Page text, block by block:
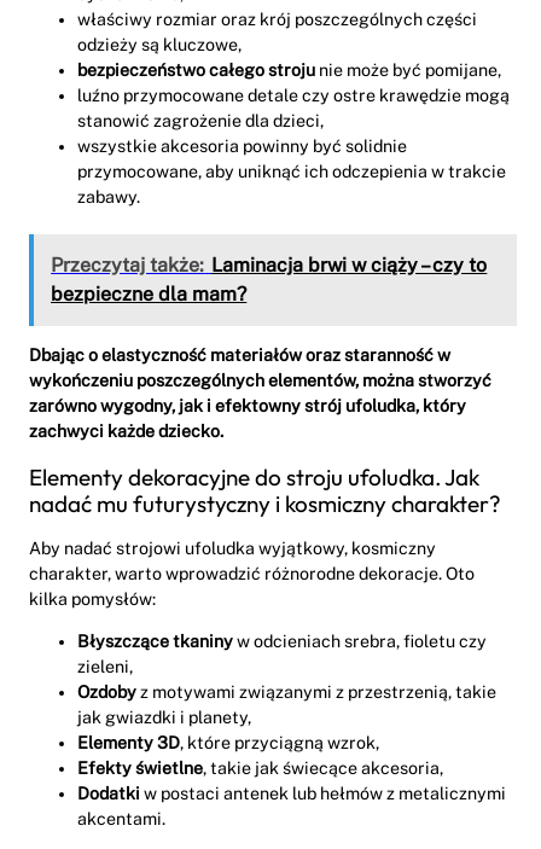
właściwy rozmiar oraz krój poszczególnych części
odzieży są kluczowe,
bezpieczeństwo całego stroju nie może być pomijane,
luźno przymocowane detale czy ostre krawędzie mogą
stanowić zagrożenie dla dzieci,
wszystkie akcesoria powinny być solidnie
przymocowane, aby uniknąć ich odczepienia w trakcie
zabawy.
Przeczytaj także: Laminacja brwi w ciąży – czy to
bezpieczne dla mam?
Dbając o elastyczność materiałów oraz staranność w
wykończeniu poszczególnych elementów, można stworzyć
zarówno wygodny, jak i efektowny strój ufoludka, który
zachwyci każde dziecko.
Elementy dekoracyjne do stroju ufoludka. Jak
nadać mu futurystyczny i kosmiczny charakter?
Aby nadać strojowi ufoludka wyjątkowy, kosmiczny
charakter, warto wprowadzić różnorodne dekoracje. Oto
kilka pomysłów:
Błyszczące tkaninyw odcieniach srebra, fioletu czy
zieleni,
Ozdobyz motywami związanymi z przestrzenią, takie
jak gwiazdki i planety,
Elementy 3D, które przyciągną wzrok,
Efekty świetlne, takie jak świecące akcesoria,
Dodatki w postaci antenek lub hełmów z metalicznymi
akcentami.